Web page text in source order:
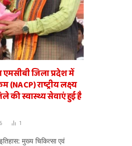
एमसीबी जिला प्रदेश में
(NACP) राष्ट्रीय लक्ष्य
की स्वास्थ्य सेवाएं हुई है
1
मुख्य चिकित्सा एवं